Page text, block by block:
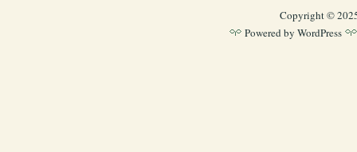
Copyright ©
Powered by WordPress